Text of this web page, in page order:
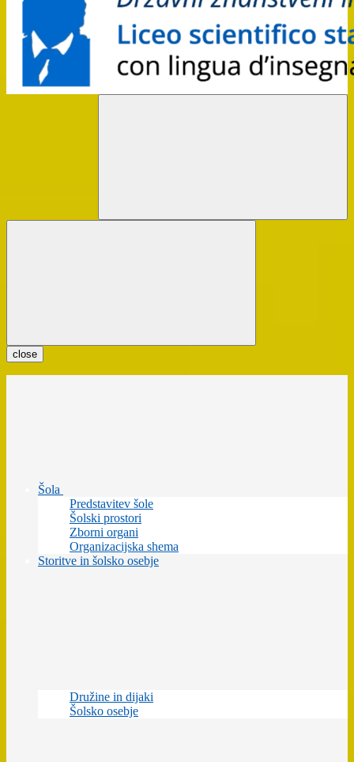
close
Šola
Predstavitev šole
Šolski prostori
Zborni organi
Organizacijska shema
Storitve in šolsko osebje
Družine in dijaki
Šolsko osebje